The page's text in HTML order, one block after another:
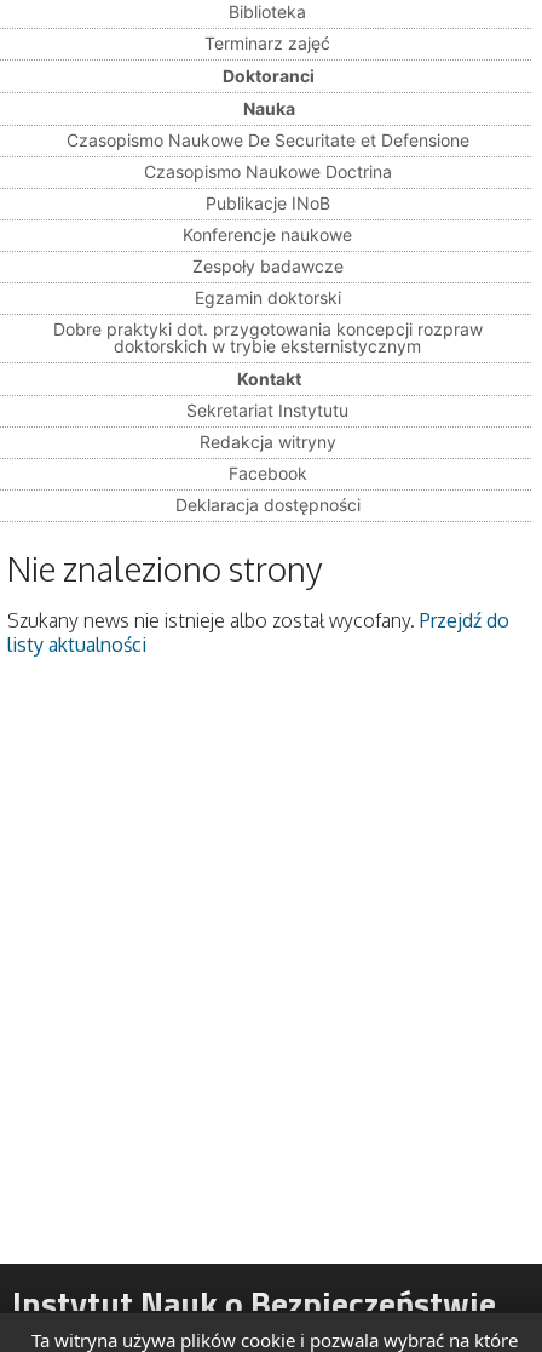
Ta witryna używa plików cookie i pozwala wybrać na które
Biblioteka
Terminarz zajęć
Doktoranci
Nauka
Czasopismo Naukowe De Securitate et Defensione
Czasopismo Naukowe Doctrina
Publikacje INoB
Konferencje naukowe
Zespoły badawcze
Egzamin doktorski
Dobre praktyki dot. przygotowania koncepcji rozpraw
doktorskich w trybie eksternistycznym
Kontakt
Sekretariat Instytutu
Redakcja witryny
Facebook
Deklaracja dostępności
Nie znaleziono strony
Szukany news nie istnieje albo został wycofany. Przejdź do
listy aktualności
Instytut Nauk o Bezpieczeństwie
ul. Żytnia 39